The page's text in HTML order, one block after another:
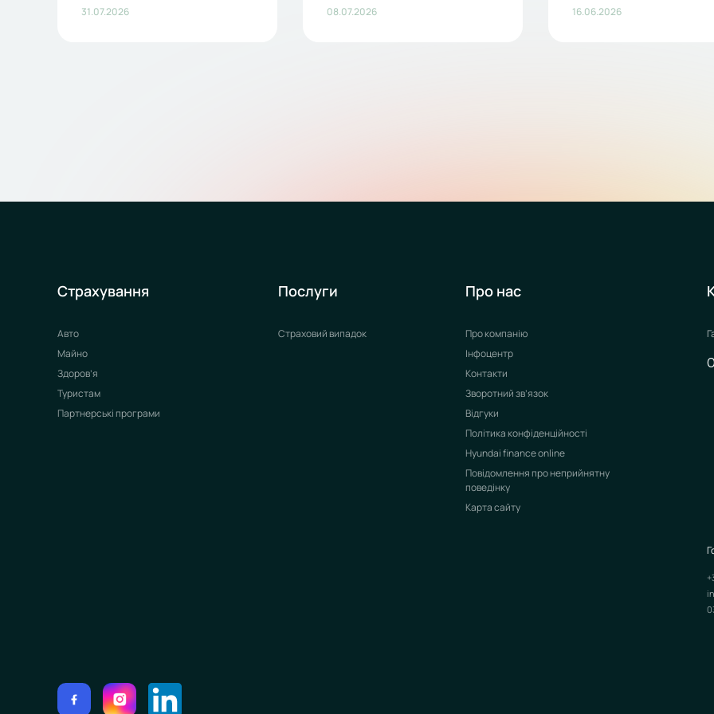
31.07.2026 08.07.2026 16.06.2026
Страхування
Авто
Майно
Здоров’я
Туристам
Партнерські програми
Послуги
Страховий випадок
Про нас
Про компанію
Інфоцентр
Контакти
Зворотний зв’язок
Відгуки
Політика конфіденційності
Hyundai finance online
Повідомлення про неприйнятну
поведінку
Карта сайту